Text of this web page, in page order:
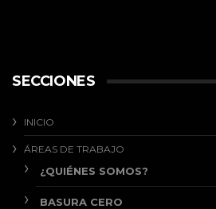
SECCIONES
INICIO
ÁREAS DE TRABAJO
¿QUIÉNES SOMOS?
BASURA CERO